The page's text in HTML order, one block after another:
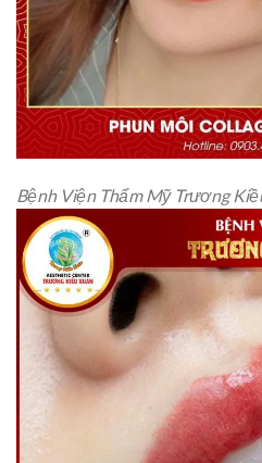
Bệnh Viện Thẩm Mỹ Trương